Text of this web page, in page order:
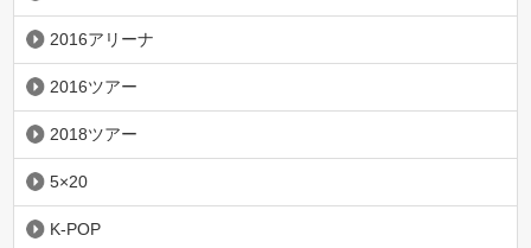
2016アリーナ
2016ツアー
2018ツアー
5×20
K-POP